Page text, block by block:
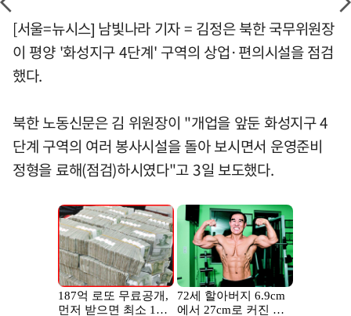
[서울=뉴시스] 남빛나라 기자 = 김정은 북한 국무위원장
이 평양 '화성지구 4단계' 구역의 상업·편의시설을 점검
했다.
북한 노동신문은 김 위원장이 "개업을 앞둔 화성지구 4
단계 구역의 여러 봉사시설을 돌아 보시면서 운영준비
정형을 료해(점검)하시였다"고 3일 보도했다.